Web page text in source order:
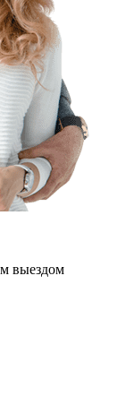
выездом